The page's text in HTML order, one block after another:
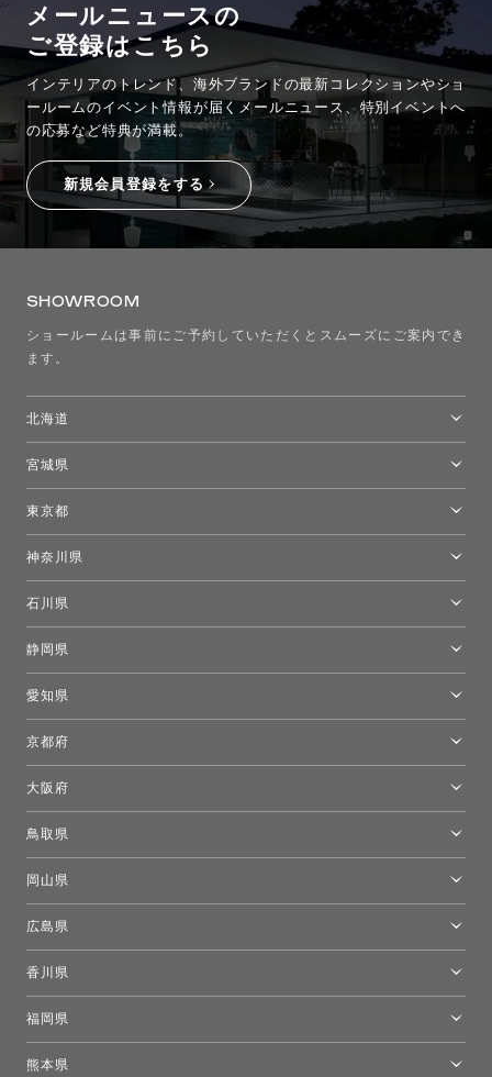
メールニュースの
ご登録はこちら
インテリアのトレンド、海外ブランドの最新コレクションやショ
ールームのイベント情報が 届くメールニュース、特別イベントへ
の応募など特典が満載。
新規会員登録をする
SHOWROOM
ショールームは事前にご予約していただくとスムーズにご案内でき
ます。
北海道
宮城県
東京都
モーイ東京
キーブー東京
FLOS｜フロスデザインスペース青山
神奈川県
石川県
静岡県
愛知県
京都府
大阪府
鳥取県
岡山県
広島県
香川県
福岡県
熊本県